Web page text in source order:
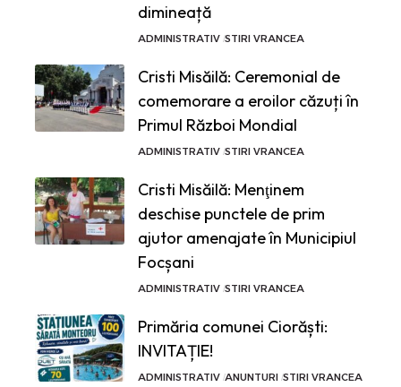
dimineață
ADMINISTRATIV STIRI VRANCEA
Cristi Misăilă: Ceremonial de
comemorare a eroilor căzuți în
Primul Război Mondial
ADMINISTRATIV STIRI VRANCEA
Cristi Misăilă: Menţinem
deschise punctele de prim
ajutor amenajate în Municipiul
Focșani
ADMINISTRATIV STIRI VRANCEA
Primăria comunei Ciorăști:
INVITAȚIE!
ADMINISTRATIV ANUNTURI STIRI VRANCEA